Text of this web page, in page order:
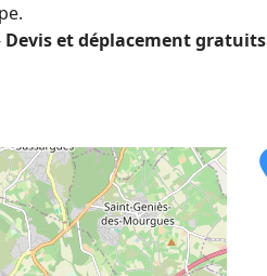
Devis et déplacement gratuits